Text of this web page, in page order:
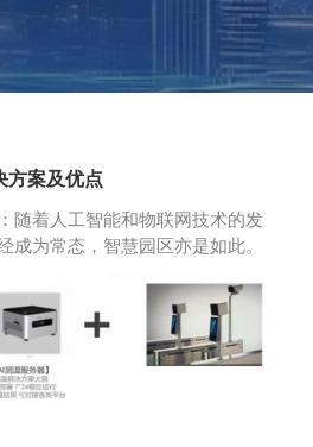
方案及优点
随着人工智能和物联网技术的发
成为常态，智慧园区亦是如此。